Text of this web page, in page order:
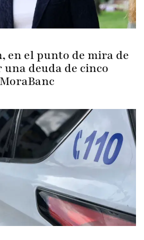
en el punto de mira de
deuda de cinco